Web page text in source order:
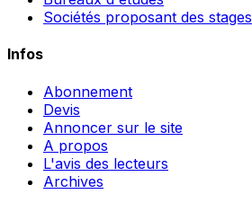
Sociétés proposant des stages
Infos
Abonnement
Devis
Annoncer sur le site
A propos
L'avis des lecteurs
Archives